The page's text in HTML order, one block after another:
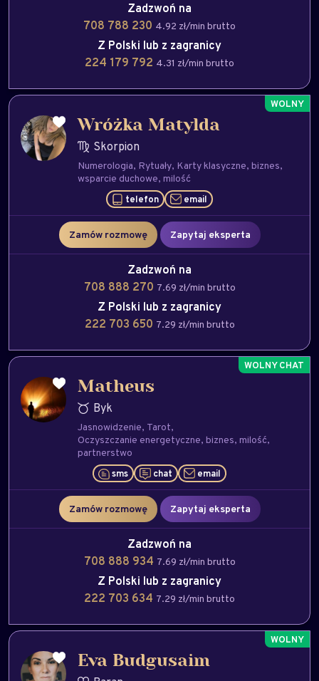
Zadzwoń na
708 788 230 4.92 zł/min brutto
Z Polski lub z zagranicy
224 179 792 4.31 zł/min brutto
Wróżka Matylda
Skorpion
Numerologia Rytuały Karty klasyczne biznes
wsparcie duchowe milość
telefon email
Zamów rozmowę Zapytaj eksperta
Zadzwoń na
708 888 270 7.69 zł/min brutto
Z Polski lub z zagranicy
222 703 650 7.29 zł/min brutto
Matheus
Byk
Jasnowidzenie Tarot
Oczyszczanie energetyczne biznes milość
partnerstwo
sms chat email
Zamów rozmowę Zapytaj eksperta
Zadzwoń na
708 888 934 7.69 zł/min brutto
Z Polski lub z zagranicy
222 703 634 7.29 zł/min brutto
Eva Budgusaim